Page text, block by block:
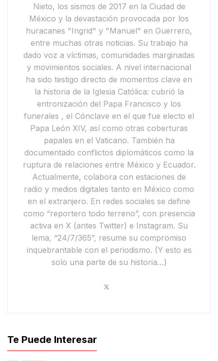
Nieto, los sismos de 2017 en la Ciudad de
México y la devastación provocada por los
huracanes "Ingrid" y "Manuel" en Guerrero,
entre muchas otras noticias. Su trabajo ha
dado voz a víctimas, comunidades marginadas
y movimientos sociales. A nivel internacional
ha sido testigo directo de momentos clave en
la historia de la Iglesia Católica: cubrió la
entronización del Papa Francisco y los
funerales , el Cónclave en el que fue electo el
Papa León XIV, así como otras coberturas
papales en el Vaticano. También ha
documentado conflictos diplomáticos como la
ruptura de relaciones entre México y Ecuador.
Actualmente, colabora con estaciones de
radio y medios digitales tanto en México como
en el extranjero. En redes sociales se define
como “reportero todo terreno”, con presencia
activa en X (antes Twitter) e Instagram. Su
lema, “24/7/365”, resume su compromiso
inquebrantable con el periodismo. (Y esto es
solo una parte de su historia…)
Te Puede Interesar